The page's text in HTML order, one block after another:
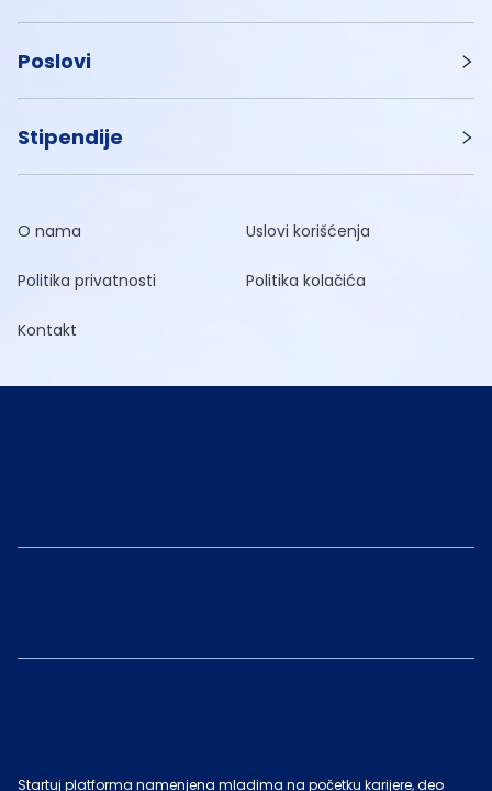
Poslovi
Stipendije
O nama Uslovi korišćenja
Politika privatnosti Politika kolačića
Kontakt
Startuj platforma namenjena mladima na početku karijere, deo